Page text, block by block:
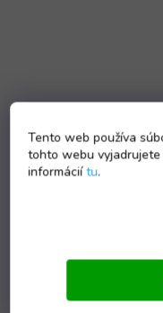
Tento web používa
tohto webu vyjadrujete
informáciítu.